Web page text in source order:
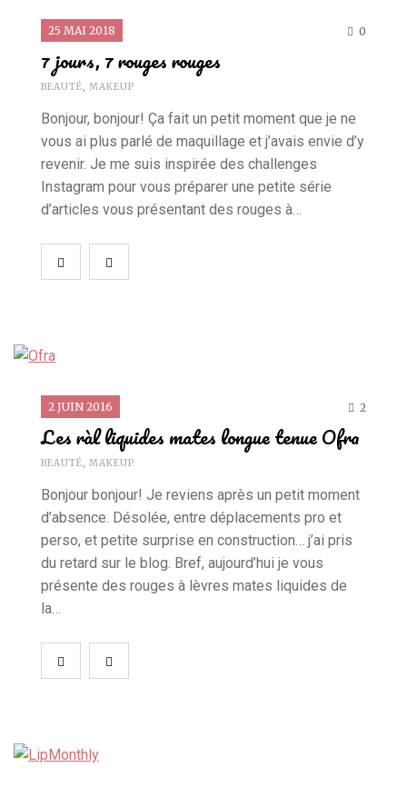
25 MAI 2018 0
7 jours, 7 rouges rouges
BEAUTÉ MAKEUP
Bonjour, bonjour! Ça fait un petit moment que je ne
vous ai plus parlé de maquillage et j’avais envie d’y
revenir. Je me suis inspirée des challenges
Instagram pour vous préparer une petite série
d’articles vous présentant des rouges à…
2 JUIN 2016 2
Les ràl liquides mates longue tenue Ofra
BEAUTÉ, MAKEUP
Bonjour bonjour! Je reviens après un petit moment
d’absence. Désolée, entre déplacements pro et
perso, et petite surprise en construction… j’ai pris
du retard sur le blog. Bref, aujourd’hui je vous
présente des rouges à lèvres mates liquides de
la…